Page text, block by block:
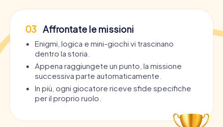
03 Affrontate le missioni
Enigmi, logica e mini-giochi vi trascinano
dentro la storia.
Appena raggiungete un punto, la missione
successiva parte automaticamente.
In più, ogni giocatore riceve sfide specifiche
per il proprio ruolo.